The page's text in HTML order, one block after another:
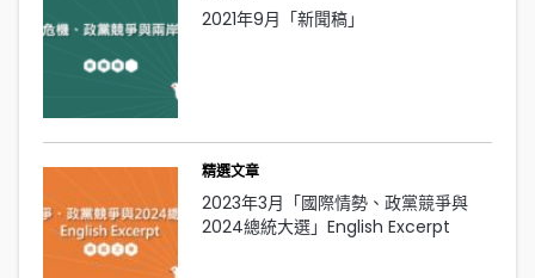
2021年9月「新聞稿」
精選文章
2023年3月「國際情勢、政黨競爭與
2024總統大選」English Excerpt